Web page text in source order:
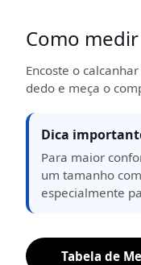
Como
Encoste o
dedo e meça o
Dica
Para maior
um tamanho
especialmente
Tabela de